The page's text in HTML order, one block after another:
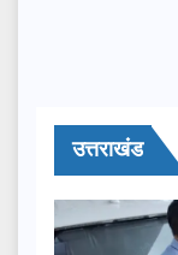
उत्तराखंड